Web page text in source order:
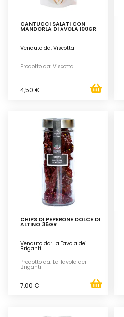
CANTUCCI SALATI CON
MANDORLA DI AVOLA 100GR
Venduto da: Viscotta
Prodotto da: Viscotta
4,50 €
CHIPS DI PEPERONE DOLCE DI
ALTINO 35GR
Venduto da: La Tavola dei
Briganti
Prodotto da: La Tavola dei
Briganti
7,00 €